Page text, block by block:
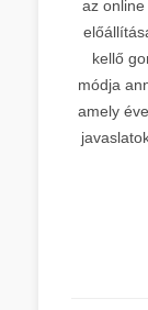
az
kellő
módja
amely